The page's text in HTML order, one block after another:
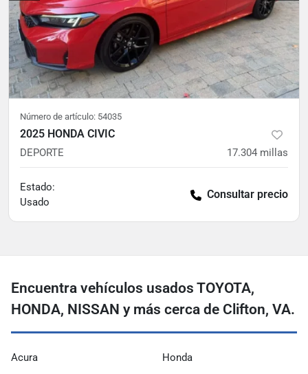
Número de artículo: 54035
2025 HONDA CIVIC
DEPORTE 17.304 millas
Estado:
Usado
Consultar precio
Encuentra vehículos usados ​​TOYOTA,
HONDA, NISSAN y más cerca de Clifton, VA.
Acura Honda